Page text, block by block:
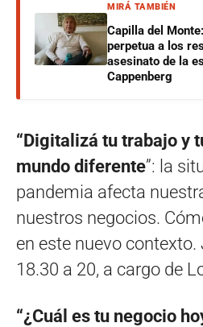
MIRÁ TAMBIÉN
Capilla del
perpetua a los
asesinato de la
Cappenberg
“Digitalizá tu trabajo y
mundo diferente”: la
pandemia afecta
nuestros negocios.
en este nuevo
18.30 a 20, a cargo de
“¿Cuál es tu negocio